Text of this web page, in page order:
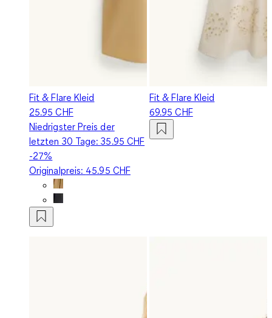
Fit & Flare Kleid
25.95 CHF
Niedrigster Preis der
letzten 30 Tage:35.95 CHF
-27%
Originalpreis: 45.95 CHF
Fit & Flare Kleid
69.95 CHF